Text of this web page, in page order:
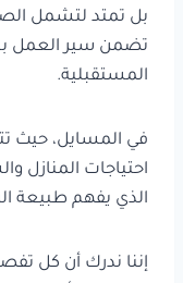
بل تمتد لتشمل
تضمن سير العمل
المستقبلية.
في المسايل، حيث
احتياجات المنازل
الذي يفهم طبيعة
إننا ندرك أن كل